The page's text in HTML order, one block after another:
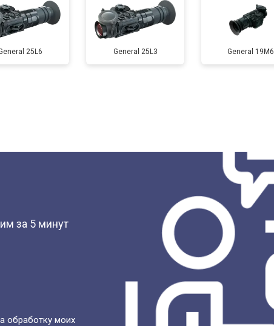
25L6 General 25L3 General 19M6
за 5 минут
обработку моих